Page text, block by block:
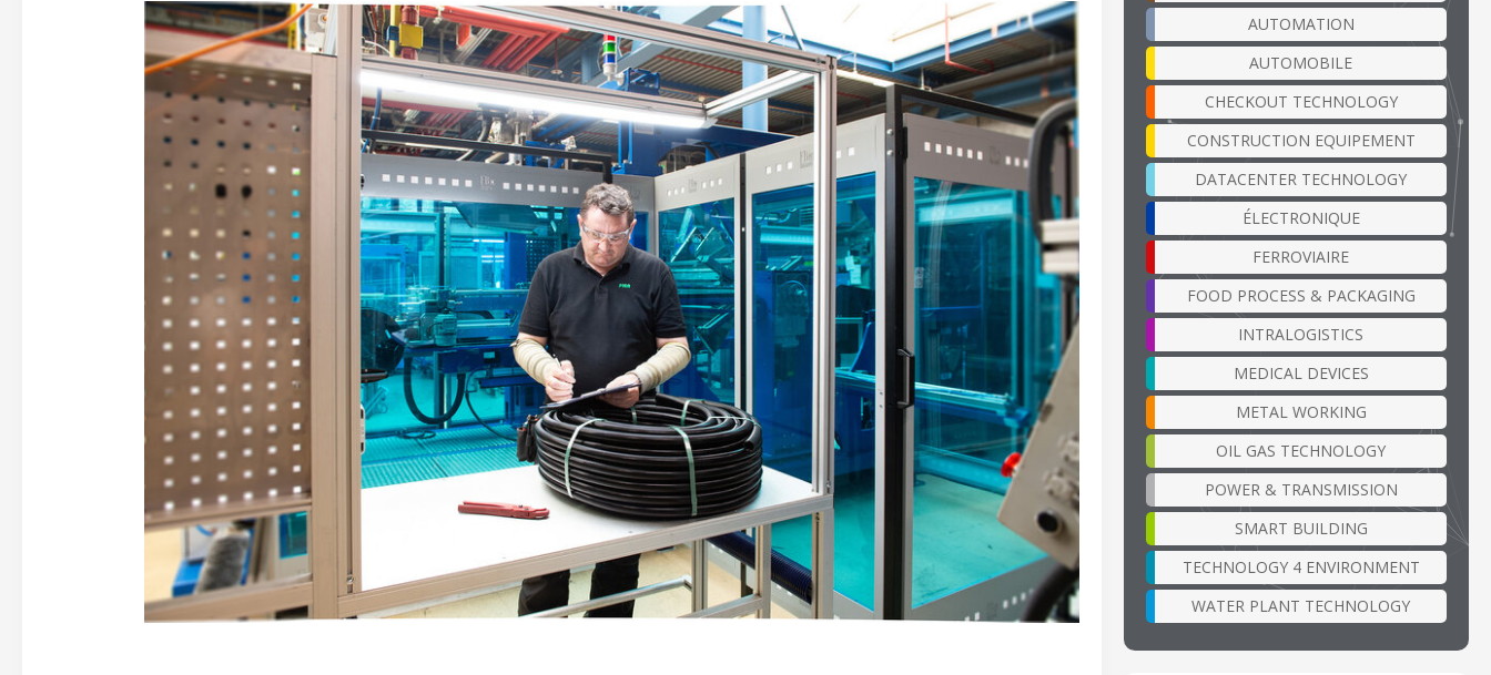
AUTOMATION
AUTOMOBILE
CHECKOUT TECHNOLOGY
CONSTRUCTION EQUIPEMENT
DATACENTER TECHNOLOGY
ÉLECTRONIQUE
FERROVIAIRE
FOOD PROCESS & PACKAGING
INTRALOGISTICS
MEDICAL DEVICES
METAL WORKING
OIL GAS TECHNOLOGY
POWER & TRANSMISSION
SMART BUILDING
TECHNOLOGY 4 ENVIRONMENT
WATER PLANT TECHNOLOGY